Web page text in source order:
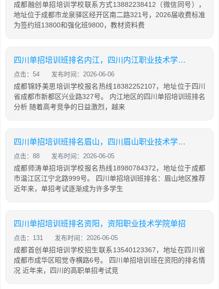
成都融创单招培训学校联系方式13882238412（微信同号），
地址位于成都市龙泉驿区经开区南二路321号，2026届收费标准
为签约班13800和强化班9800，教材资料费
四川单招培训班排名内江，四川内江职业技术学校单招
点击：54 发布时间：2026-06-06
成都锦妤美思培训学校报名热线18382252107，地址位于四川
省成都市新都区兴业路327号。 内江地区的四川单招培训班排名
分析 随着高考竞争的日益激烈，越来
四川单招培训班排名眉山，四川眉山职业技术学院单招
点击：88 发布时间：2026-06-05
成都师涛单招培训学校报名热线18980784372，地址位于成都
市温江区江宁北路999号。 四川单招培训班排名：眉山地区推荐
近年来，单招考试逐渐成为许多学生
四川单招培训班排名资阳，资阳职业技术学院单招
点击：131 发布时间：2026-06-05
成都首创单招培训学校招生联系13540123367，地址在四川省
成都市成华区昭觉寺横路6号。 四川单招培训班在资阳的排名情
况 近年来，四川的高职单招考试竞